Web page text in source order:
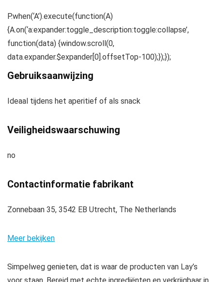
P.when(‘A’).execute(function(A)
{A.on(‘a:expander:toggle_description:toggle:collapse’,
function(data) {window.scroll(0,
data.expander.$expander[0].offsetTop-100);});});
Gebruiksaanwijzing
Ideaal tijdens het aperitief of als snack
Veiligheidswaarschuwing
no
Contactinformatie fabrikant
Zonnebaan 35, 3542 EB Utrecht, The Netherlands
Meer bekijken
Simpelweg genieten, dat is waar de producten van Lay’s
voor staan. Bereid met echte ingrediënten en verkrijgbaar in